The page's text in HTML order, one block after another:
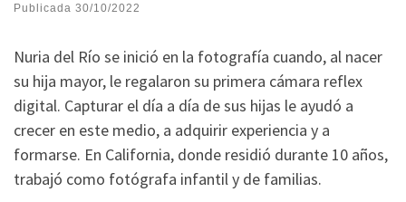
Publicada 30/10/2022
Nuria del Río se inició en la fotografía cuando, al nacer
su hija mayor, le regalaron su primera cámara reflex
digital. Capturar el día a día de sus hijas le ayudó a
crecer en este medio, a adquirir experiencia y a
formarse. En California, donde residió durante 10 años,
trabajó como fotógrafa infantil y de familias.